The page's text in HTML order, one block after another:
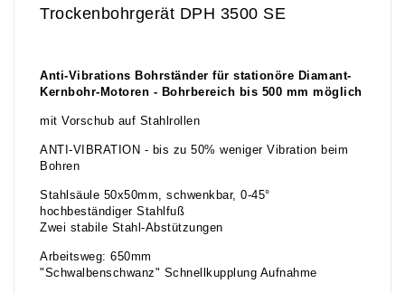
Trockenbohrgerät DPH 3500 SE
Anti-Vibrations Bohrständer für stationöre Diamant-
Kernbohr-Motoren - Bohrbereich bis 500 mm möglich
mit Vorschub auf Stahlrollen
ANTI-VIBRATION - bis zu 50% weniger Vibration beim
Bohren
Stahlsäule 50x50mm, schwenkbar, 0-45°
hochbeständiger Stahlfuß
Zwei stabile Stahl-Abstützungen
Arbeitsweg: 650mm
"Schwalbenschwanz" Schnellkupplung Aufnahme